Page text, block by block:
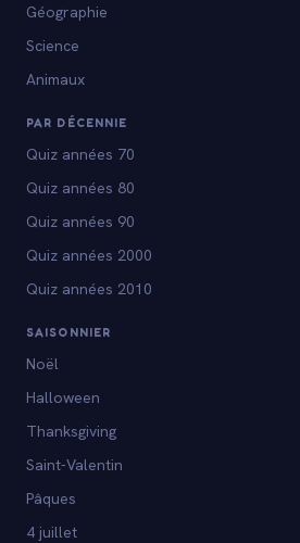
Géographie
Science
Animaux
PAR DÉCENNIE
Quiz années 70
Quiz années 80
Quiz années 90
Quiz années 2000
Quiz années 2010
SAISONNIER
Noël
Halloween
Thanksgiving
Saint-Valentin
Pâques
4 juillet